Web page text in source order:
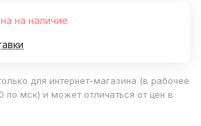
на наличие
для интернет-магазина (в рабочее
по мск) и может отличаться от цен в